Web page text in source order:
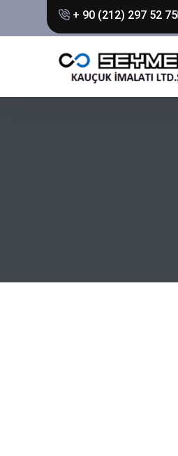
+ 90 (212) 297 52 75